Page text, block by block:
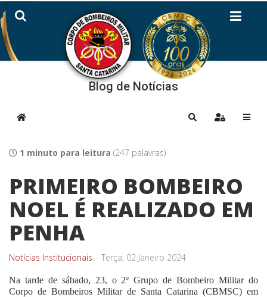
Blog de Notícias
Home PesquisarSign In
1 minuto para leitura (247 palavras)
PRIMEIRO BOMBEIRO
NOEL É REALIZADO EM
PENHA
Notícias Institucionais Terça, 02 Janeiro 2024
Na tarde de sábado, 23, o 2º Grupo de Bombeiro Militar do
Corpo de Bombeiros Militar de Santa Catarina (CBMSC) em